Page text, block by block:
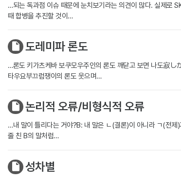
…되는 독과점 이슈 때문에 눈치보기라는 의견이 많다. 실제로
때 합병을 추진할 것이…
도레미파 론도
…론도 키가츠케바 보쿠모우주인의 론도 깨닫고 보면 나도
타우요부끄럼쟁이의 론도 웃으며…
논리적 오류/비형식적 오류
…내 말이 틀리다는 거야?B: 내 말은 ㄴ(결론)이 아니라 ㄱ(전제
줄 친 B의 말처럼…
성차별